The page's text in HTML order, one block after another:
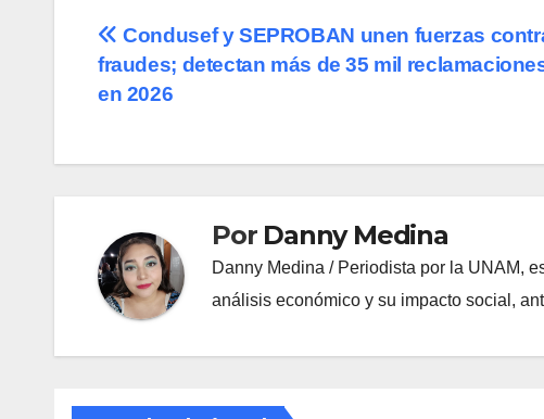
Navegación
de
Condusef y SEPROBAN unen fuerzas
fraudes; detectan más de 35 mil
en 2026
Por Danny Medina
Danny Medina / Periodista por la UNAM,
análisis económico y su impacto social,